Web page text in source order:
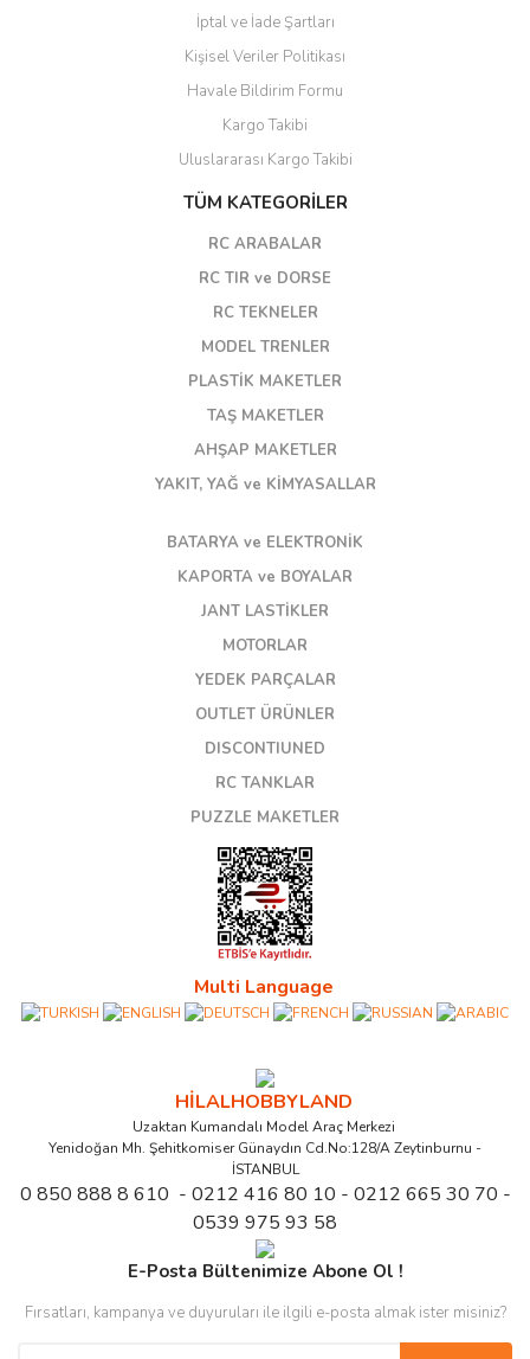
İptal ve İade Şartları
Kişisel Veriler Politikası
Havale Bildirim Formu
Kargo Takibi
Uluslararası Kargo Takibi
TÜM KATEGORİLER
RC ARABALAR
RC TIR ve DORSE
RC TEKNELER
MODEL TRENLER
PLASTİK MAKETLER
TAŞ MAKETLER
AHŞAP MAKETLER
YAKIT, YAĞ ve KİMYASALLAR
BATARYA ve ELEKTRONİK
KAPORTA ve BOYALAR
JANT LASTİKLER
MOTORLAR
YEDEK PARÇALAR
OUTLET ÜRÜNLER
DISCONTIUNED
RC TANKLAR
PUZZLE MAKETLER
Multi Language
HİLALHOBBYLAND
Uzaktan Kumandalı Model Araç Merkezi
Yenidoğan Mh. Şehitkomiser Günaydın Cd.No:128/A Zeytinburnu -
İSTANBUL
0 850 888 8 610 - 0212 416 80 10 - 0212 665 30 70 -
0539 975 93 58
E-Posta Bültenimize Abone Ol !
Fırsatları, kampanya ve duyuruları ile ilgili e-posta almak ister misiniz?